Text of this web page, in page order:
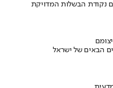
נקודת הבשלות המדויקת
הבאים של ישראל